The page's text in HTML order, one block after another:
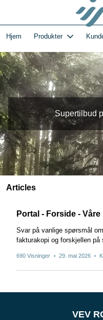
hovedinnhold
1-VEVs
Hjem Produkter
Supertilbud
Articles
Portal - Forside -
Svar på vanlige spørsmål
fakturakopi og forskjellen på
690 Visninger • 29. mai 2026 •
VEV